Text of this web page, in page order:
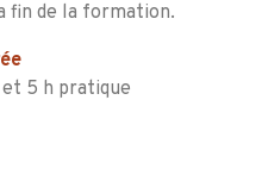
fin de la formation.
5 h pratique